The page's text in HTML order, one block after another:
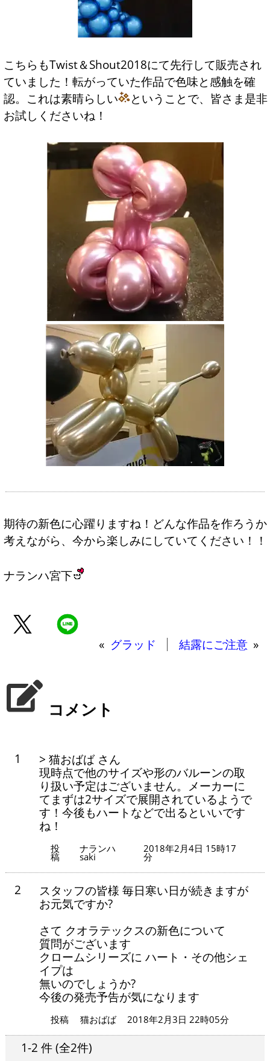
こちらもTwist＆Shout2018にて先行して販売され
ていました！転がっていた作品で色味と感触を確
認。これは素晴らしい
ということで、皆さま是非
お試しくださいね！
期待の新色に心躍りますね！どんな作品を作ろうか
考えながら、今から楽しみにしていてください！！
ナランハ宮下
« グラッド 結露にご注意 »
コメント
1
> 猫おばば さん
現時点で他のサイズや形のバルーンの取
り扱い予定はございません。メーカーに
てまずは2サイズで展開されているようで
す！今後もハートなどで出るといいです
ね！
投
稿
ナランハ
saki
2018年2月4日 15時17
分
2
スタッフの皆様 毎日寒い日が続きますが
お元気ですか?
さて クオラテックスの新色について
質問がございます
クロームシリーズに ハート・その他シェ
イプは
無いのでしょうか?
今後の発売予告が気になります
投稿 猫おばば 2018年2月3日 22時05分
1-2 件 (全2件)